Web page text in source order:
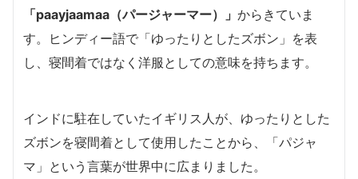
「paayjaamaa（パージャーマー）」 からきていま
す。ヒンディー語で「ゆったりとしたズボン」を表
し、寝間着ではなく洋服としての意味を持ちます。
インドに駐在していたイギリス人が、ゆったりとした
ズボンを寝間着として使用したことから、「パジャ
マ」という言葉が世界中に広まりました。